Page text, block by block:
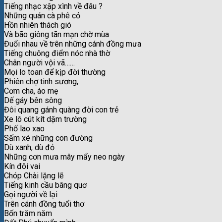
Tiếng nhạc xập xình về đâu ?
Những quán cà phê cỏ
Hồn nhiên thách gió
Và bão giông tãn mạn chờ mùa
Đuổi nhau về trên những cánh đồng mưa
Tiếng chuông điểm nóc nhà thờ
Chân người vội vã……
Mọi lo toan để kịp đời thường
Phiên chợ tinh sương,
Cơm cha, áo mẹ
Dế gáy bên sông
Đôi quang gánh quàng đời con trẻ
Xe lô cút kít dặm trường
Phố lao xao
Sấm xé những con đường
Dù xanh, dù đỏ
Những cơn mưa mây mẩy neo ngày
Kín đôi vai
Chóp Chài lặng lẽ
Tiếng kinh cầu bâng quơ
Gọi người về lại
Trên cánh đồng tuổi thơ
Bốn trăm năm